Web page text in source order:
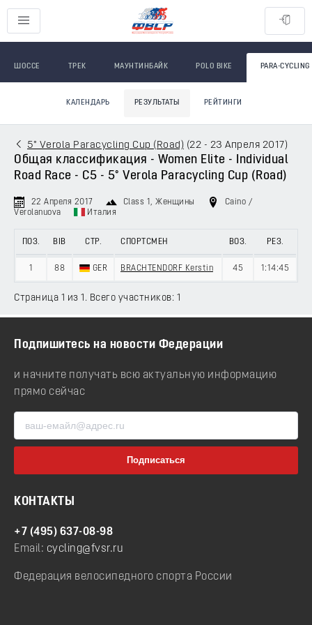
ШОССЕ ТРЕК МАУНТИНБАЙК POLO BIKE PARA-CYCLING
КАЛЕНДАРЬ РЕЗУЛЬТАТЫ РЕЙТИНГИ
5° Verola Paracycling Cup (Road) (22 - 23 Апреля 2017)
Общая классификация - Women Elite - Individual
Road Race - C5 - 5° Verola Paracycling Cup (Road)
22 Апреля 2017 Class 1 , Женщины
Caino /
Verolanuova
Италия
ПОЗ. BIB СТР. СПОРТСМЕН ВОЗ. РЕЗ.
1 88 GER BRACHTENDORF Kerstin 45 1:14:45
Страница 1 из 1. Всего участников: 1
Подпишитесь на новости Федерации
и начните получать всю актуальную информацию
прямо сейчас
КОНТАКТЫ
+7 (495) 637-08-98
Email: cycling@fvsr.ru
Федерация велосипедного спорта России